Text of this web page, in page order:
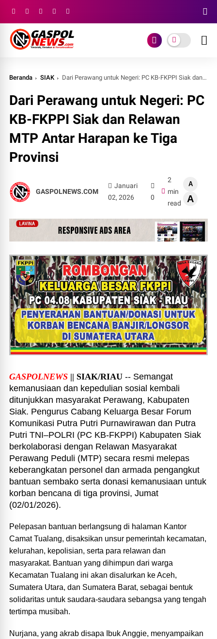
Beranda SIAK Dari Perawang untuk Negeri: PC KB-FKPPI Siak dan Relawan MTP Antar Harapan ke Tiga Provinsi
Dari Perawang untuk Negeri: PC
KB-FKPPI Siak dan Relawan
MTP Antar Harapan ke Tiga
Provinsi
GASPOLNEWS.COM
Januari
02, 2026
0
2
min
read
A
A
GASPOLNEWS || SIAK/RIAU -- Semangat
kemanusiaan dan kepedulian sosial kembali
ditunjukkan masyarakat Perawang, Kabupaten
Siak. Pengurus Cabang Keluarga Besar Forum
Komunikasi Putra Putri Purnawirawan dan Putra
Putri TNI–POLRI (PC KB-FKPPI) Kabupaten Siak
berkolaborasi dengan Relawan Masyarakat
Perawang Peduli (MTP) secara resmi melepas
keberangkatan personel dan armada pengangkut
bantuan sembako serta donasi kemanusiaan untuk
korban bencana di tiga provinsi, Jumat
(02/01/2026).
Pelepasan bantuan berlangsung di halaman Kantor
Camat Tualang, disaksikan unsur pemerintah kecamatan,
kelurahan, kepolisian, serta para relawan dan
masyarakat. Bantuan yang dihimpun dari warga
Kecamatan Tualang ini akan disalurkan ke Aceh,
Sumatera Utara, dan Sumatera Barat, sebagai bentuk
solidaritas untuk saudara-saudara sebangsa yang tengah
tertimpa musibah.
Nurjana, yang akrab disapa Ibuk Anggie, menyampaikan